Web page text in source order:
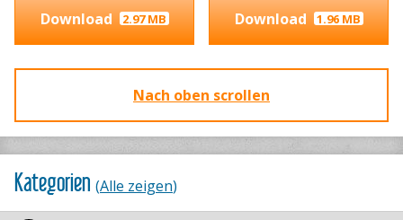
Download 2.97 MB Download 1.96 MB
Nach oben scrollen
Kategorien (Alle zeigen)